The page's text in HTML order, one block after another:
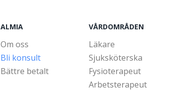
ALMIA
Om oss
Bli konsult
Bättre betalt
VÅRDOMRÅDEN
Läkare
Sjuksköterska
Fysioterapeut
Arbetsterapeut